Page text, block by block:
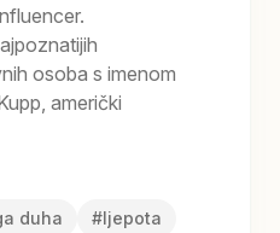
osoba s imenom
američki
duha #ljepota